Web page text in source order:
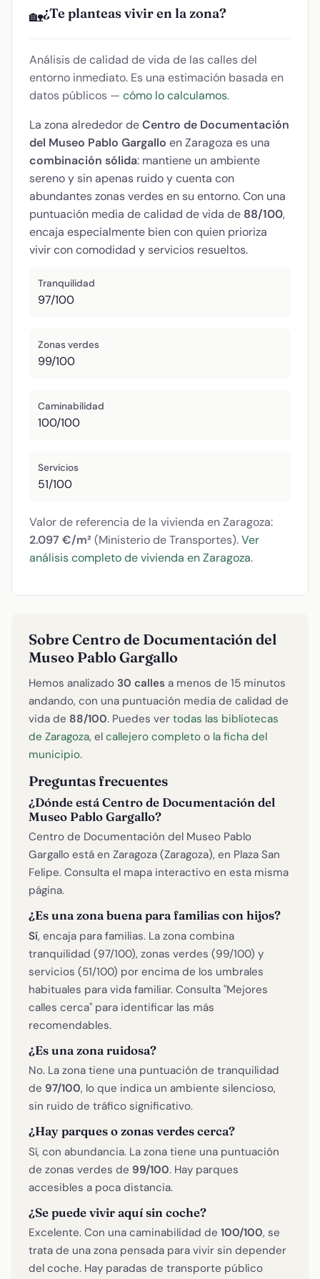
🏡¿Te planteas vivir en la zona?
Análisis de calidad de vida de las calles del
entorno inmediato. Es una estimación basada en
datos públicos — cómo lo calculamos.
La zona alrededor deCentro de Documentación
del Museo Pablo Gargallo en Zaragoza es una
combinación sólida: mantiene un ambiente
sereno y sin apenas ruido y cuenta con
abundantes zonas verdes en su entorno. Con una
puntuación media de calidad de vida de 88/100,
encaja especialmente bien con quien prioriza
vivir con comodidad y servicios resueltos.
Tranquilidad
97/100
Zonas verdes
99/100
Caminabilidad
100/100
Servicios
51/100
Valor de referencia de la vivienda en Zaragoza:
2.097 €/m² (Ministerio de Transportes).Ver
análisis completo de vivienda en Zaragoza.
Sobre Centro de Documentación del
Museo Pablo Gargallo
Hemos analizado 30 calles a menos de 15 minutos
andando, con una puntuación media de calidad de
vida de 88/100. Puedes ver todas las bibliotecas
de Zaragoza, el callejero completo o la ficha del
municipio.
Preguntas frecuentes
¿Dónde está Centro de Documentación del
Museo Pablo Gargallo?
Centro de Documentación del Museo Pablo
Gargallo está en Zaragoza (Zaragoza), en Plaza San
Felipe. Consulta el mapa interactivo en esta misma
página.
¿Es una zona buena para familias con hijos?
Sí, encaja para familias. La zona combina
tranquilidad (97/100), zonas verdes (99/100) y
servicios (51/100) por encima de los umbrales
habituales para vida familiar. Consulta "Mejores
calles cerca" para identificar las más
recomendables.
¿Es una zona ruidosa?
No. La zona tiene una puntuación de tranquilidad
de 97/100, lo que indica un ambiente silencioso,
sin ruido de tráfico significativo.
¿Hay parques o zonas verdes cerca?
Sí, con abundancia. La zona tiene una puntuación
de zonas verdes de 99/100. Hay parques
accesibles a poca distancia.
¿Se puede vivir aquí sin coche?
Excelente. Con una caminabilidad de 100/100, se
trata de una zona pensada para vivir sin depender
del coche. Hay paradas de transporte público